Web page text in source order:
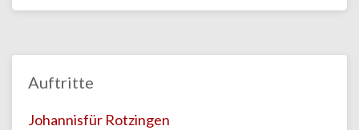
Auftritte
Johannisfür Rotzingen